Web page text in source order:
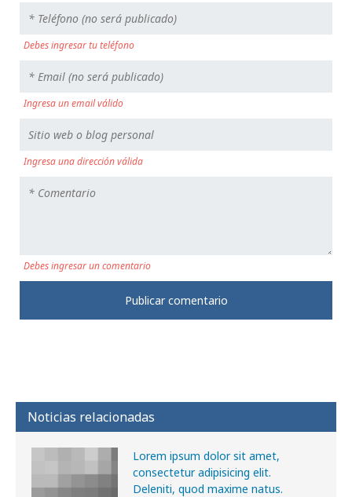
Debes ingresar tu teléfono
Ingresa un email válido
Ingresa una dirección válida
Debes ingresar un comentario
Noticias relacionadas
Lorem ipsum dolor sit amet,
consectetur adipisicing elit.
Deleniti, quod maxime natus.